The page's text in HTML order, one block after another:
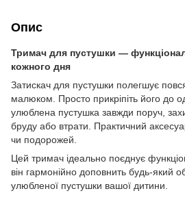
Опис
Тримач для пустушки —
кожного дня
Затискач для пустушки полегшує
малюком. Просто прикріпіть його до
улюблена пустушка завжди поруч,
бруду або втрати. Практичний
чи подорожей.
Цей тримач ідеально поєднує
він гармонійно доповнить будь-який
улюбленої пустушки вашої дитини.